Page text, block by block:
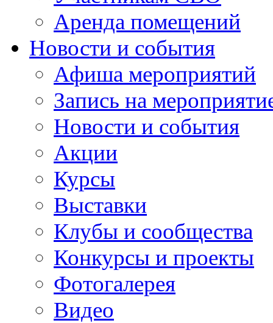
Аренда помещений
Новости и события
Афиша мероприятий
Запись на
Новости и события
Акции
Курсы
Выставки
Клубы и сообщества
Конкурсы и проекты
Фотогалерея
Видео